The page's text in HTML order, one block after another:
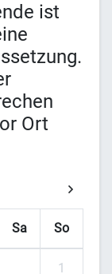
ist
Ort
Sa So
1